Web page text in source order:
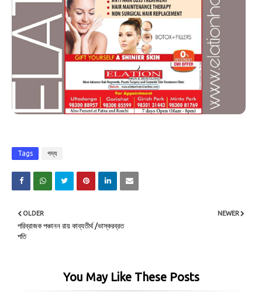
Tags গদ্য
NEWER
OLDER
পরিব্রাজক পঞ্চানন রায় কাব্যতীর্থ /ভাস্করব্রত
পতি
You May Like These Posts